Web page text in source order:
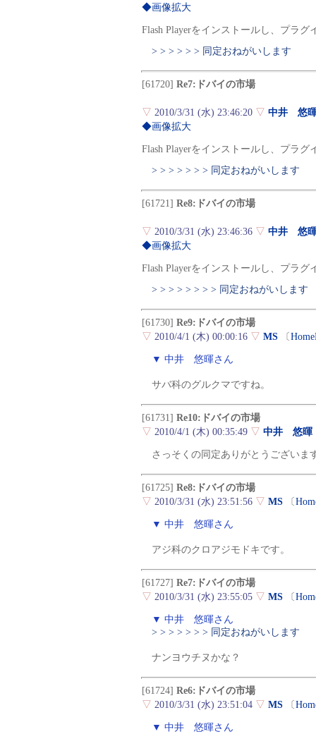
◆画像拡大
Flash Playerをインストールし、プラ
> > > > > > 同定おねがいします
[61720] Re7:ドバイの市場
▽ 2010/3/31 (水) 23:46:20 ▽ 中井 悠
◆画像拡大
Flash Playerをインストールし、プラ
> > > > > > > 同定おねがいします
[61721] Re8:ドバイの市場
▽ 2010/3/31 (水) 23:46:36 ▽ 中井 悠
◆画像拡大
Flash Playerをインストールし、プラ
> > > > > > > > 同定おねがいします
[61730] Re9:ドバイの市場
▽ 2010/4/1 (木) 00:00:16 ▽ MS 〔
▼ 中井 悠暉さん
サバ科のグルクマですね。
[61731] Re10:ドバイの市場
▽ 2010/4/1 (木) 00:35:49 ▽ 中井 悠暉
さっそくの同定ありがとうございま
[61725] Re8:ドバイの市場
▽ 2010/3/31 (水) 23:51:56 ▽ MS 〔
▼ 中井 悠暉さん
アジ科のクロアジモドキです。
[61727] Re7:ドバイの市場
▽ 2010/3/31 (水) 23:55:05 ▽ MS 〔
▼ 中井 悠暉さん
> > > > > > > 同定おねがいします
ナンヨウチヌかな？
[61724] Re6:ドバイの市場
▽ 2010/3/31 (水) 23:51:04 ▽ MS 〔
▼ 中井 悠暉さん